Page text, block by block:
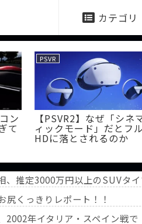
カテゴリ
ン
て
PSVR
【PSVR2】なぜ「シネ
ィックモード」だとフル
HDに落とされるのか
、推定3000万円以上のSUV
くっきりレポート！！
2002年イタリア・スペイン戦